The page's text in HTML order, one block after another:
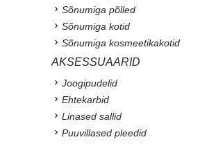
Sõnumiga põlled
Sõnumiga kotid
Sõnumiga kosmeetikakotid
AKSESSUAARID
Joogipudelid
Ehtekarbid
Linased sallid
Puuvillased pleedid